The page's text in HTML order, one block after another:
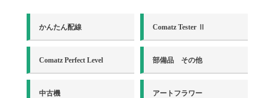
かんたん配線 Comatz Tester Ⅱ
Comatz Perfect Level 部備品 その他
中古機 アートフラワー